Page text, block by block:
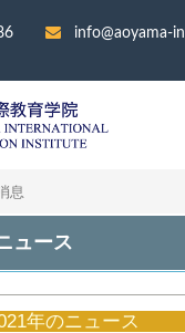
info@aoyama-
息
ュース
のニュ